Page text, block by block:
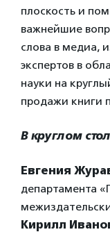
плоскость и
важнейшие
слова в медиа,
экспертов в
науки на
продажи книги
В круглом
Евгения
департамента
Кирилл